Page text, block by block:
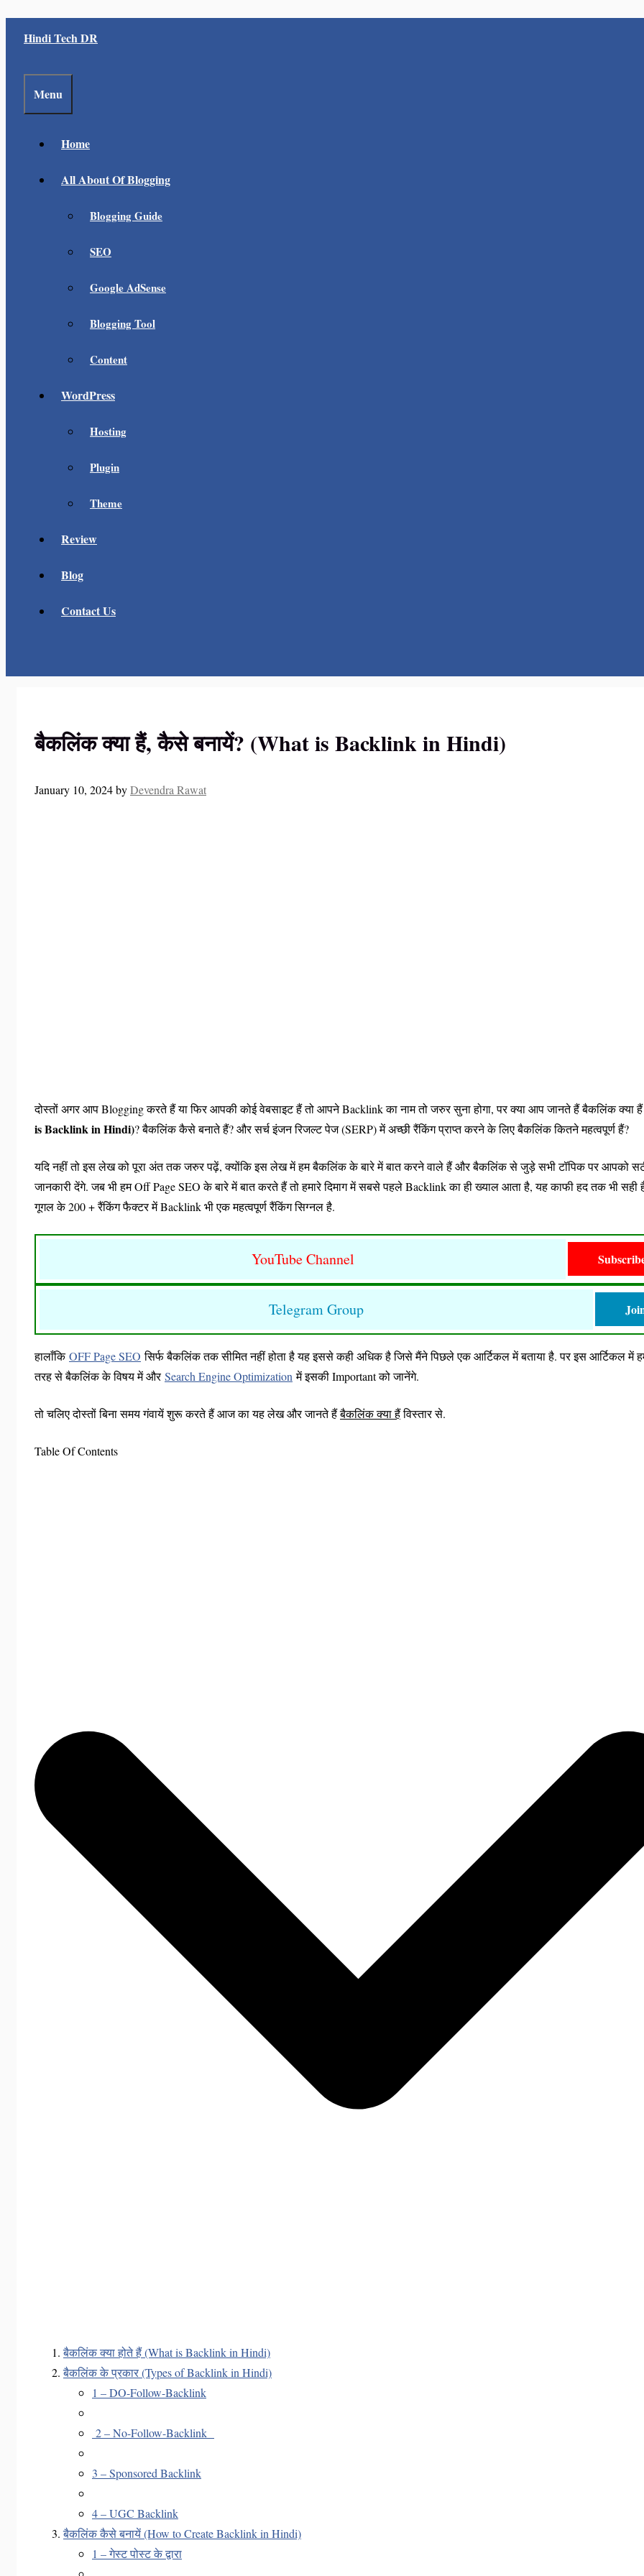
Hindi Tech DR
Menu
Home
All About Of Blogging
Blogging Guide
SEO
Google AdSense
Blogging Tool
Content
WordPress
Hosting
Plugin
Theme
Review
Blog
Contact Us
बैकलिंक क्या हैं, कैसे बनायें? (What is Backlink in Hindi)
January 10, 2024byDevendra Rawat
दोस्तों अगर आप Blogging करते हैं या फिर आपकी कोई वेबसाइट हैं तो आपने Backlink का नाम तो जरुर सुना होगा, पर क्या आप जानते हैं बैकलिंक क्या हैं
is Backlink in Hindi)? बैकलिंक कैसे बनाते हैं? और सर्च इंजन रिजल्ट पेज (SERP) में अच्छी रैंकिंग प्राप्त करने के लिए बैकलिंक कितने महत्वपूर्ण हैं?
यदि नहीं तो इस लेख को पूरा अंत तक जरुर पढ़ें, क्योंकि इस लेख में हम बैकलिंक के बारे में बात करने वाले हैं और बैकलिंक से जुड़े सभी टॉपिक पर आपको
जानकारी देंगे. जब भी हम Off Page SEO के बारे में बात करते हैं तो हमारे दिमाग में सबसे पहले Backlink का ही ख्याल आता है, यह काफी हद तक भी सही
गूगल के 200 + रैंकिंग फैक्टर में Backlink भी एक महत्वपूर्ण रैंकिंग सिग्नल है.
YouTube Channel
Telegram Group
हालाँकिOFF Page SEO सिर्फ बैकलिंक तक सीमित नहीं होता है यह इससे कही अधिक है जिसे मैंने पिछले एक आर्टिकल में बताया है. पर इस आर्टिकल में
तरह से बैकलिंक के विषय में औरSearch Engine Optimizationमें इसकी Important को जानेंगे.
तो चलिए दोस्तों बिना समय गंवायें शुरू करते हैं आज का यह लेख और जानते हैंबैकलिंक क्या हैंविस्तार से.
Table Of Contents
बैकलिंक क्या होते हैं (What is Backlink in Hindi)
बैकलिंक के प्रकार (Types of Backlink in Hindi)
1 – DO-Follow-Backlink
2 – No-Follow-Backlink
3 – Sponsored Backlink
4 – UGC Backlink
बैकलिंक कैसे बनायें (How to Create Backlink in Hindi)
1 – गेस्ट पोस्ट के द्वारा